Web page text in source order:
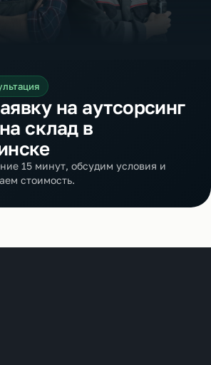
на аутсорсинг
склад в
15 минут, обсудим условия и
стоимость.